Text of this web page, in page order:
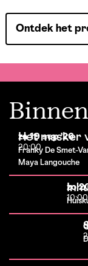
Ontdek het
za 19 sep '26
20:00
Het masker
Franky De Smet-
Maya Langouche
zo
10:00